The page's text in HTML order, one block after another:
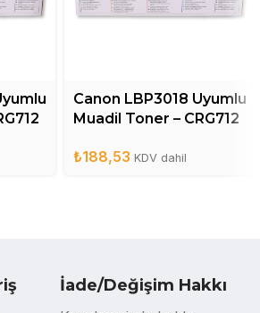
Canon LBP3018 Uyumlu
Muadil Toner – CRG712
₺188,53 KDV dahil
İade/Değişim Hakkı